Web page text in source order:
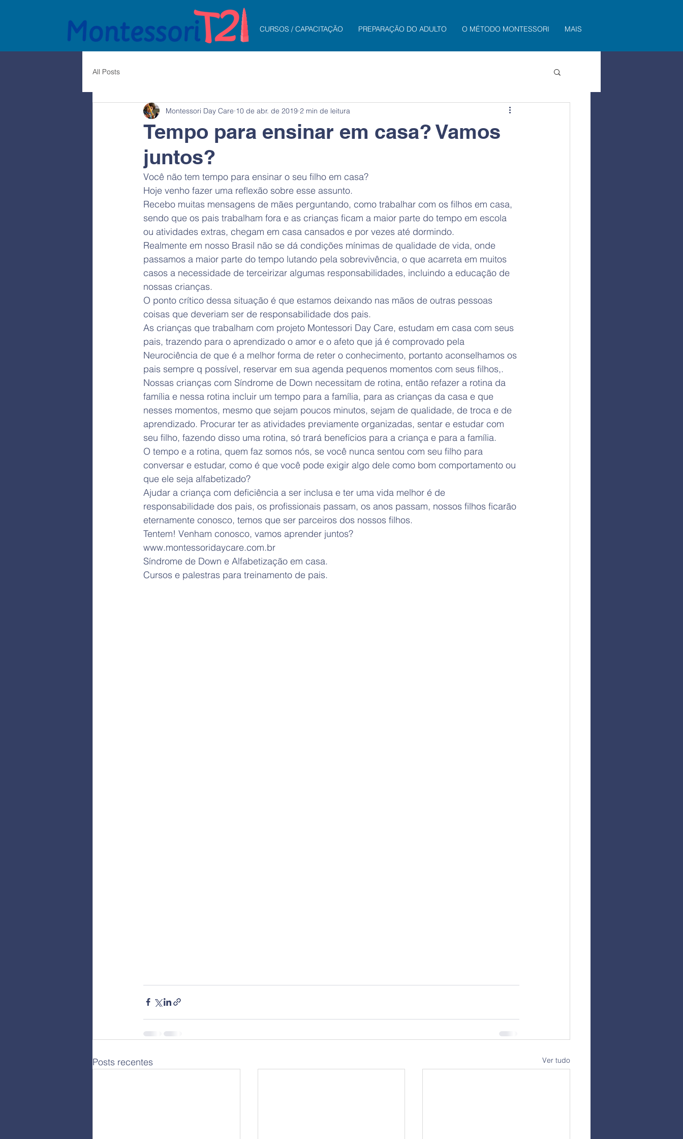
CURSOS / CAPACITAÇÃO PREPARAÇÃO DO ADULTO O MÉTODO MONTESSORI MAIS
All Posts
Tempo para ensinar em casa? Vamos
juntos?
Montessori Day Care 10 de abr. de 2019 2 min de leitura
Você não tem tempo para ensinar o seu filho em casa?
Hoje venho fazer uma reflexão sobre esse assunto.
Recebo muitas mensagens de mães perguntando, como trabalhar com os filhos em casa,
sendo que os pais trabalham fora e as crianças ficam a maior parte do tempo em escola
ou atividades extras, chegam em casa cansados e por vezes até dormindo.
Realmente em nosso Brasil não se dá condições mínimas de qualidade de vida, onde
passamos a maior parte do tempo lutando pela sobrevivência, o que acarreta em muitos
casos a necessidade de terceirizar algumas responsabilidades, incluindo a educação de
nossas crianças.
O ponto crítico dessa situação é que estamos deixando nas mãos de outras pessoas
coisas que deveriam ser de responsabilidade dos pais.
As crianças que trabalham com projeto Montessori Day Care, estudam em casa com seus
pais, trazendo para o aprendizado o amor e o afeto que já é comprovado pela
Neurociência de que é a melhor forma de reter o conhecimento, portanto aconselhamos os
pais sempre q possível, reservar em sua agenda pequenos momentos com seus filhos,.
Nossas crianças com Síndrome de Down necessitam de rotina, então refazer a rotina da
família e nessa rotina incluir um tempo para a família, para as crianças da casa e que
nesses momentos, mesmo que sejam poucos minutos, sejam de qualidade, de troca e de
aprendizado. Procurar ter as atividades previamente organizadas, sentar e estudar com
seu filho, fazendo disso uma rotina, só trará benefícios para a criança e para a família.
O tempo e a rotina, quem faz somos nós, se você nunca sentou com seu filho para
conversar e estudar, como é que você pode exigir algo dele como bom comportamento ou
que ele seja alfabetizado?
Ajudar a criança com deficiência a ser inclusa e ter uma vida melhor é de
responsabilidade dos pais, os profissionais passam, os anos passam, nossos filhos ficarão
eternamente conosco, temos que ser parceiros dos nossos filhos.
Tentem! Venham conosco, vamos aprender juntos?
www.montessoridaycare.com.br
Síndrome de Down e Alfabetização em casa.
Cursos e palestras para treinamento de pais.
Posts recentes Ver tudo